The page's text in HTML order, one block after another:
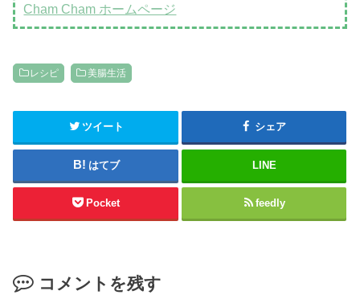
Cham Cham ホームページ
レシピ 美腸生活
ツイート シェア
はてブ LINE
Pocket feedly
コメントを残す